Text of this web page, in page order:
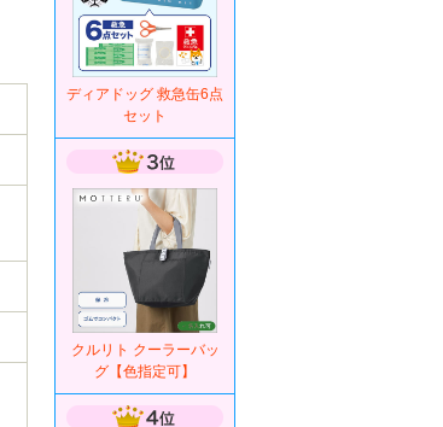
ディアドッグ 救急缶6点
セット
クルリト クーラーバッ
グ【色指定可】